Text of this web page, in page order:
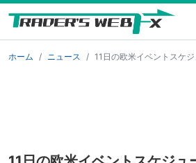
ホーム ニュース 11日の欧米イベントスケ